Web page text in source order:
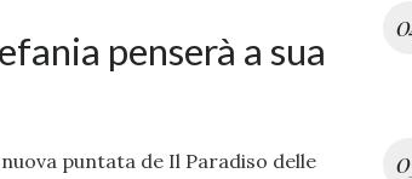
penserà a sua
puntata de Il Paradiso delle